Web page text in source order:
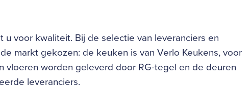
voor kwaliteit. Bij de selectie van leveranciers en
markt gekozen: de keuken is van Verlo Keukens, voor
vloeren worden geleverd door RG-tegel en de deuren
leveranciers.